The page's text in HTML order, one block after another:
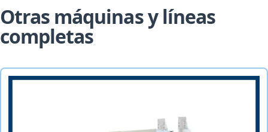
Otras máquinas y líneas
completas